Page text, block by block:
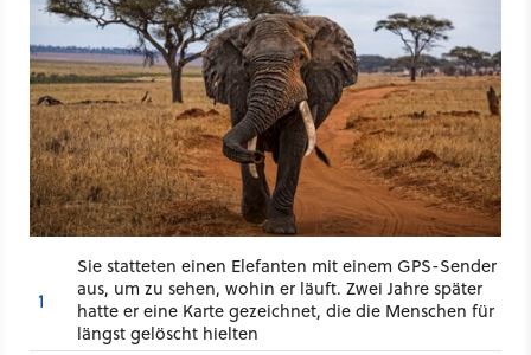
1
Sie statteten einen Elefanten mit einem GPS-Sender
aus, um zu sehen, wohin er läuft. Zwei Jahre später
hatte er eine Karte gezeichnet, die die Menschen für
längst gelöscht hielten